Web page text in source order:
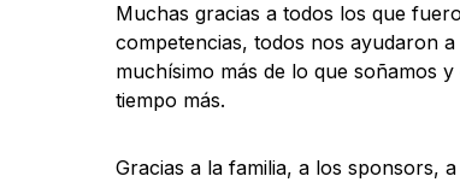
Muchas gracias a todos los que
competencias, todos nos ayudaron
muchísimo más de lo que soñamos
tiempo más.
Gracias a la familia, a los sponsors,